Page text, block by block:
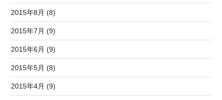
2015年8月 (8)
2015年7月 (9)
2015年6月 (9)
2015年5月 (8)
2015年4月 (9)